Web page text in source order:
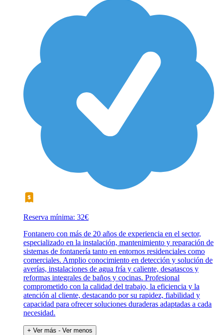
Reserva mínima: 32€
Fontanero con más de 20 años de experiencia en el sector,
especializado en la instalación, mantenimiento y reparación de
sistemas de fontanería tanto en entornos residenciales como
comerciales. Amplio conocimiento en detección y solución de
averías, instalaciones de agua fría y caliente, desatascos y
reformas integrales de baños y cocinas. Profesional
comprometido con la calidad del trabajo, la eficiencia y la
atención al cliente, destacando por su rapidez, fiabilidad y
capacidad para ofrecer soluciones duraderas adaptadas a cada
necesidad.
+ Ver más - Ver menos